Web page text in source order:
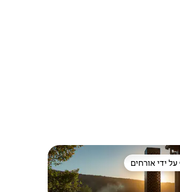
נכסים מועדפים על ידי אורחים
ידי אורחים